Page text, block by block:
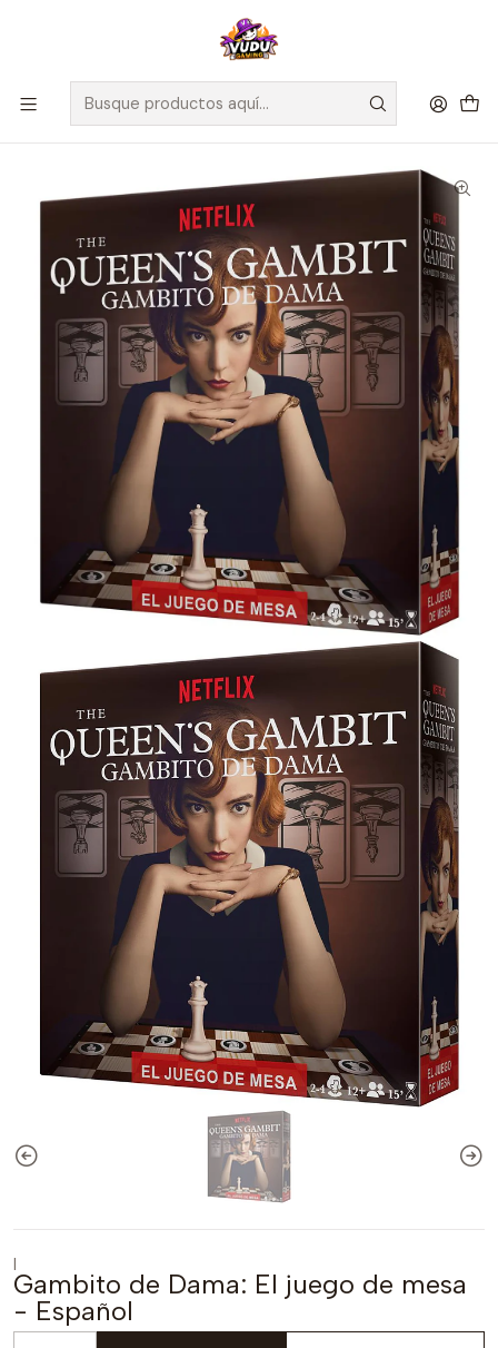
🚀 ¡Despachamos a todo Chile! Envío GRATIS a Regiones sobre
$100.000 y a RM sobre $35.000
Inicio Juegos de Mesa Competitivos
Gambito de Dama: El juego de mesa - Español
|
Gambito de Dama: El juego de mesa
- Español